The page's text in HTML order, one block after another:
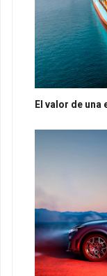
El valor de una